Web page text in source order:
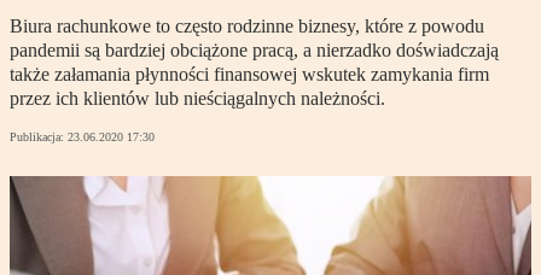
Biura rachunkowe to często rodzinne biznesy, które z powodu
pandemii są bardziej obciążone pracą, a nierzadko doświadczają
także załamania płynności finansowej wskutek zamykania firm
przez ich klientów lub nieściągalnych należności.
Publikacja: 23.06.2020 17:30